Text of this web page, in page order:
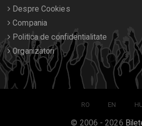
Despre Cookies
Compania
Politica de confidentialitate
Organizatori
RO EN
© 2006 - 2026